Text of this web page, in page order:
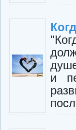
и